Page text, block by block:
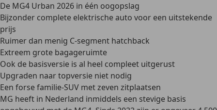
De MG4 Urban 2026 in één oogopslag
Bijzonder complete elektrische auto voor een uitstekende
prijs
Ruimer dan menig C-segment hatchback
Extreem grote bagageruimte
Ook de basisversie is al heel compleet uitgerust
Upgraden naar topversie niet nodig
Een forse familie-SUV met zeven zitplaatsen
MG heeft in Nederland inmiddels een stevige basis